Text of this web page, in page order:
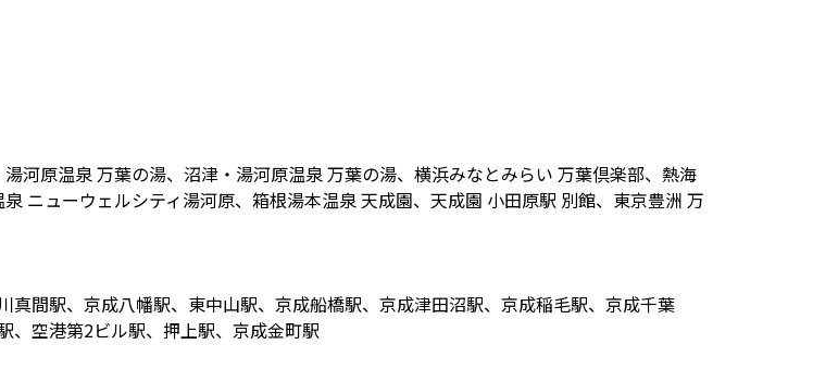
河原温泉 万葉の湯、沼津・湯河原温泉 万葉の湯、横浜みなとみらい 万葉倶楽部、熱海
ニューウェルシティ湯河原、箱根湯本温泉 天成園、天成園 小田原駅 別館、東京豊洲 万
間駅、京成八幡駅、東中山駅、京成船橋駅、京成津田沼駅、京成稲毛駅、京成千葉
、空港第2ビル駅、押上駅、京成金町駅